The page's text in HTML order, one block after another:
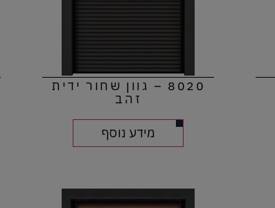
8020 – גוון שחור ידית
זהב
מידע נוסף